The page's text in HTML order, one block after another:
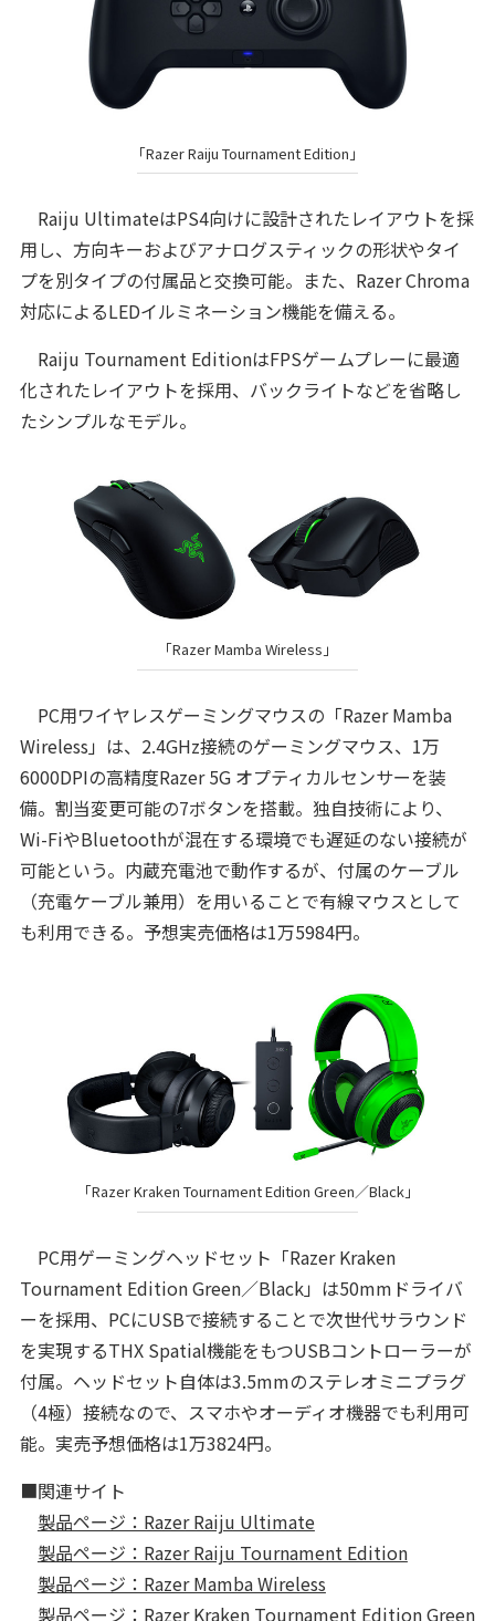
「Razer Raiju Tournament Edition」
Raiju UltimateはPS4向けに設計されたレイアウトを採
用し、方向キーおよびアナログスティックの形状やタイ
プを別タイプの付属品と交換可能。また、Razer Chroma
対応によるLEDイルミネーション機能を備える。
Raiju Tournament EditionはFPSゲームプレーに最適
化されたレイアウトを採用、バックライトなどを省略し
たシンプルなモデル。
「Razer Mamba Wireless」
PC用ワイヤレスゲーミングマウスの「Razer Mamba
Wireless」は、2.4GHz接続のゲーミングマウス、1万
6000DPIの高精度Razer 5G オプティカルセンサーを装
備。割当変更可能の7ボタンを搭載。独自技術により、
Wi-FiやBluetoothが混在する環境でも遅延のない接続が
可能という。内蔵充電池で動作するが、付属のケーブル
（充電ケーブル兼用）を用いることで有線マウスとして
も利用できる。予想実売価格は1万5984円。
「Razer Kraken Tournament Edition Green／Black」
PC用ゲーミングヘッドセット「Razer Kraken
Tournament Edition Green／Black」は50mmドライバ
ーを採用、PCにUSBで接続することで次世代サラウンド
を実現するTHX Spatial機能をもつUSBコントローラーが
付属。ヘッドセット自体は3.5mmのステレオミニプラグ
（4極）接続なので、スマホやオーディオ機器でも利用可
能。実売予想価格は1万3824円。
■関連サイト
製品ページ：Razer Raiju Ultimate
製品ページ：Razer Raiju Tournament Edition
製品ページ：Razer Mamba Wireless
製品ページ：Razer Kraken Tournament Edition Green